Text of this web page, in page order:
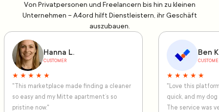
Von Privatpersonen und Freelancern bis hin zu kleinen
Unternehmen – A4ord hilft Dienstleistern, ihr Geschäft
auszubauen.
Hanna L.
CUSTOMER
★ ★ ★ ★ ★
"This marketplace made finding a cleaner
so easy and my Mitte apartment’s so
pristine now."
Ben
★ ★ ★ ★ ★
"Love this
quick, and my
The service was